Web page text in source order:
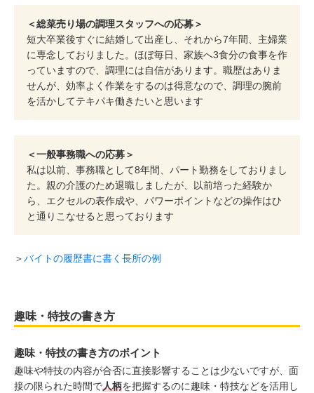
＜総菜売り場の調理スタッフへの応募＞
短大卒業後すぐに結婚して出産し、それから7年間、主婦業
に専念しておりました。ほぼ毎日、家族へ3食分の食事を作
っていますので、調理には自信があります。職歴はありま
せんが、効率よく作業をするのは得意なので、調理の腕前
を活かしてテキパキ働きたいと思います
＜一般事務職への応募＞
私は以前、事務職として8年間、パート勤務をしておりまし
た。親の介護のため退職しましたが、以前培った経験か
ら、エクセルの表作成や、パワーポイントなどの操作はひ
と通りこなせると思っております
＞バイトの履歴書に書く長所の例
趣味・特技の書き方
趣味・特技の書き方のポイント
趣味や特技の内容が合否に直接影響することは少ないですが、面
接の限られた時間で人柄を把握するのに趣味・特技などを活用し